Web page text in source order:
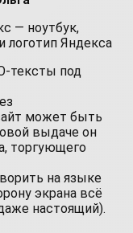
тексты под
может быть
выдаче он
торгующего
на языке
экрана всё
настоящий).